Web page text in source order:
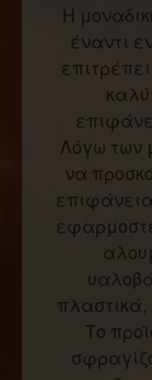
Η
έναντι
Λόγω των
να
Το